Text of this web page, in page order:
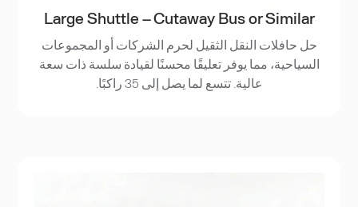
Large Shuttle – Cutaway Bus or Similar
حل حافلات النقل الثقيل لحرم الشركات أو المجموعات
السياحية، مما يوفر تعليقًا محسنًا لقيادة سلسة ذات سعة
عالية. تتسع لما يصل إلى 35 راكبًا.